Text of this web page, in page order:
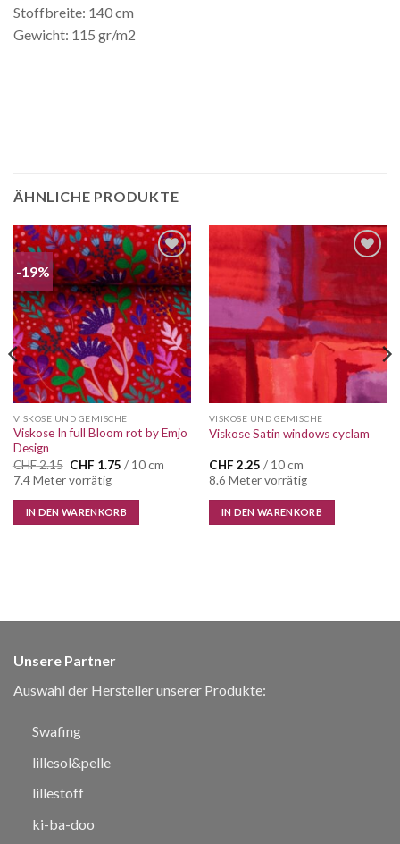
Stoffbreite: 140 cm
Gewicht: 115 gr/m2
ÄHNLICHE PRODUKTE
-19%
Auf die
Wunschliste
VISKOSE UND GEMISCHE
Viskose In full Bloom rot by Emjo
Design
CHF2.15 Ursprünglicher
Preis
war:
CHF 2.15
CHF 1.75Aktueller
CHF 1.75.
/ 10 cm
7.4 Meter vorrätig
IN DEN WARENKORB
Wunschliste
VISKOSE UND GEMISCHE
Viskose Satin windows cyclam
CHF 2.25 / 10 cm
8.6 Meter vorrätig
IN DEN WARENKORB
Unsere Partner
Auswahl der Hersteller unserer Produkte:
Swafing
lillesol&pelle
lillestoff
ki-ba-doo